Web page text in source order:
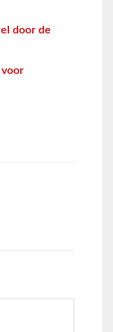
door de